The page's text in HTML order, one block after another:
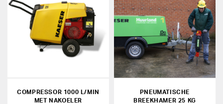
COMPRESSOR 1000 L/MIN
MET NAKOELER
PNEUMATISCHE
BREEKHAMER 25 KG